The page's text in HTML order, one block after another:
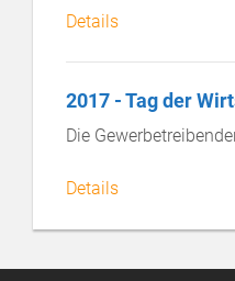
Details
2017 - Tag der
Die
Details